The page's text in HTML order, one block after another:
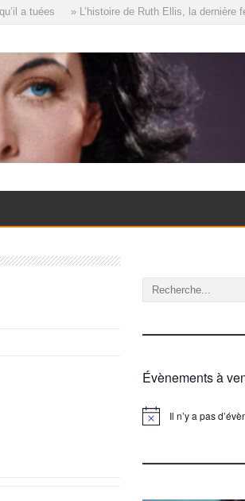
a tuées » L’histoire de Ruth Ellis, la dernière
Évènements à
Notice Il n’y a pas